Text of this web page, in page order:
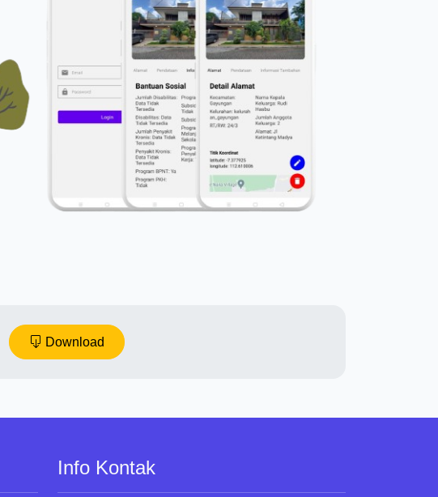
Download
Info Kontak